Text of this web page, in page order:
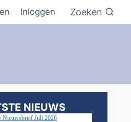
Inloggen Zoeken
NIEUWS
Nieuwsbrief Juli 2026